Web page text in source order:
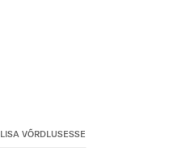
LISA VÕRDLUSESSE